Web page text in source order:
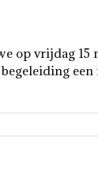
op vrijdag 15